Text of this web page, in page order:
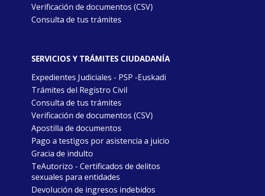
Verificación de documentos (CSV)
Consulta de tus trámites
SERVICIOS Y TRÁMITES CIUDADANÍA
Expedientes Judiciales - PSP -Euskadi
Trámites del Registro Civil
Consulta de tus trámites
Verificación de documentos (CSV)
Apostilla de documentos
Pago a testigos por asistencia a juicio
Gracia de indulto
TeAutorizo - Certificados de delitos
sexuales para entidades
Devolución de ingresos indebidos